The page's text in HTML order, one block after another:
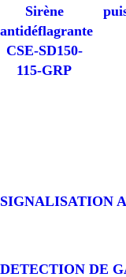
Sirène
antidéflagrante
CSE-SD150-
115-GRP
SIGNALISATION
DETECTION DE